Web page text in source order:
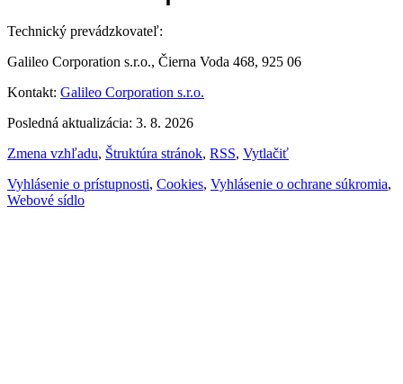
Technický prevádzkovateľ:
Galileo Corporation s.r.o., Čierna Voda 468, 925 06
Kontakt: Galileo Corporation s.r.o.
Posledná aktualizácia: 3. 8. 2026
Zmena vzhľadu, Štruktúra stránok, RSS, Vytlačiť
Vyhlásenie o prístupnosti, Cookies, Vyhlásenie o ochrane súkromia,
Webové sídlo